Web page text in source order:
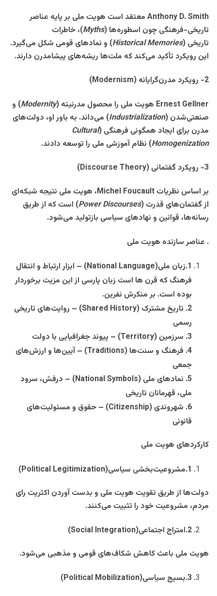
Anthony D. Smith معتقد است هویت ملی بر پایه عناصر
تاریخی-فرهنگی چون اسطوره‌ها (
Myths
)، خاطرات
تاریخی (
Historical Memories
) و نمادهای قومی شکل می‌گیرد.
این رویکرد تأکید می‌کند که ملت‌ها ریشه‌های پیشامدرن دارند.
2- رویکرد مدرن‌گرایانه
(Modernism)
Ernest Gellner هویت ملی را محصول مدرنیته (
Modernity
) و
صنعتی‌شدن (
Industrialization
) می‌داند. به باور او، دولت‌های
مدرن برای ایجاد همگونی فرهنگی (
Cultural
Homogenization
) نظام آموزشی ملی را توسعه دادند.
3- رویکرد گفتمانی
(Discourse Theory)
بر اساس نظریات Michel Foucault، هویت ملی نتیجه شبکه‌ای
از گفتمان‌های قدرت (
Power Discourses
) است که از طریق
رسانه‌ها، قوانین و نهادهای سیاسی بازتولید می‌شود.
. عناصر سازنده هویت ملی
1
.زبان ملی(National Language) –
ابزار ارتباط و انتقال
فرهنگ که قرن ها است زبان پارسی از این مزیت برخوردار
بوده است. بر منکرش نفرین.
2
. تاریخ مشترک (Shared History) –
روایت‌های تاریخی
رسمی
3
. سرزمین (Territory) –
پیوند جغرافیایی با دولت
4
. فرهنگ و سنت‌ها (Traditions) –
آیین‌ها و ارزش‌های
جمعی
5
. نمادهای ملی (National Symbols) –
درفش، سرود
ملی، قهرمانان تاریخی
6
. شهروندی (Citizenship) –
حقوق و مسئولیت‌های
قانونی
کارکردهای هویت ملی
1
.مشروعیت‌بخشی سیاسی(Political Legitimization)
دولت‌ها از طریق تقویت هویت ملی و بدست آوردن اکثریت رای
مردم، مشروعیت خود را تثبیت می‌کنند.
2
.امتراج اجتماعی(Social Integration)
هویت ملی باعث کاهش شکاف‌های قومی و مذهبی می‌شود.
3
.بسیج سیاسی(Political Mobilization)